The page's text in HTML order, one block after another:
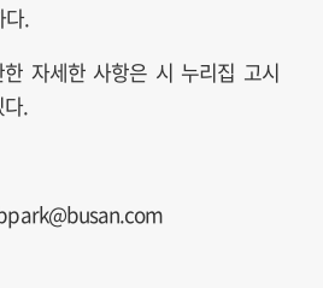
.
자세한 사항은 시 누리집 고시
.